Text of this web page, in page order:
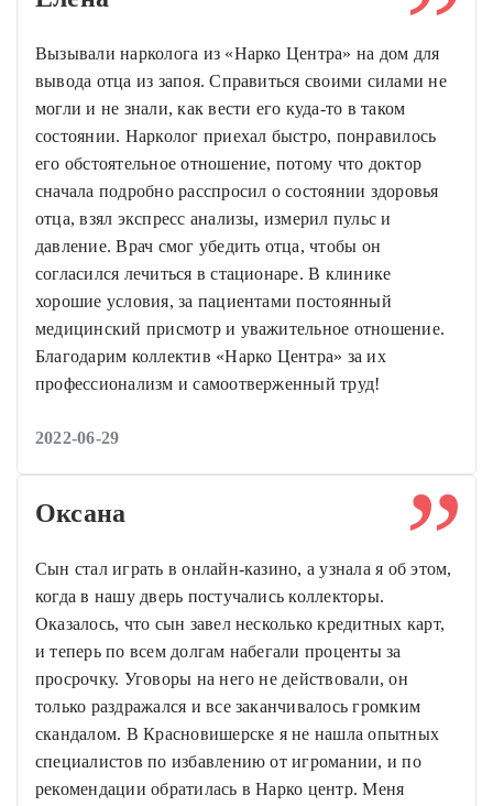
Вызывали нарколога из «Нарко Центра» на дом для
вывода отца из запоя. Справиться своими силами не
могли и не знали, как вести его куда-то в таком
состоянии. Нарколог приехал быстро, понравилось
его обстоятельное отношение, потому что доктор
сначала подробно расспросил о состоянии здоровья
отца, взял экспресс анализы, измерил пульс и
давление. Врач смог убедить отца, чтобы он
согласился лечиться в стационаре. В клинике
хорошие условия, за пациентами постоянный
медицинский присмотр и уважительное отношение.
Благодарим коллектив «Нарко Центра» за их
профессионализм и самоотверженный труд!
2022-06-29
Оксана
Сын стал играть в онлайн-казино, а узнала я об этом,
когда в нашу дверь постучались коллекторы.
Оказалось, что сын завел несколько кредитных карт,
и теперь по всем долгам набегали проценты за
просрочку. Уговоры на него не действовали, он
только раздражался и все заканчивалось громким
скандалом. В Красновишерске я не нашла опытных
специалистов по избавлению от игромании, и по
рекомендации обратилась в Нарко центр. Меня